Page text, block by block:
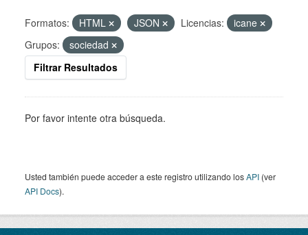
Formatos: HTML JSON Licencias:
icane
Grupos:
sociedad
Filtrar Resultados
Por favor intente otra búsqueda.
Usted también puede acceder a este registro utilizando losAPI (ver
API Docs).